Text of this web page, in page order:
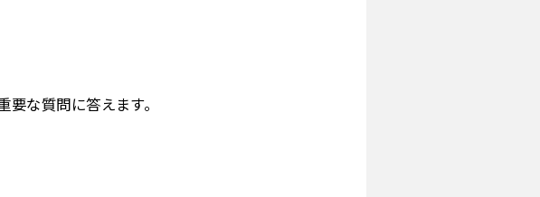
な質問に答えます。